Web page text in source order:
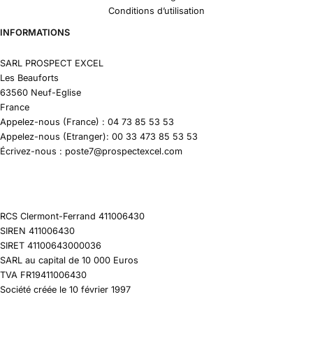
Conditions d’utilisation
INFORMATIONS
SARL PROSPECT EXCEL
Les Beauforts
63560 Neuf-Eglise
France
Appelez-nous (France) : 04 73 85 53 53
Appelez-nous (Etranger): 00 33 473 85 53 53
Écrivez-nous : poste7@prospectexcel.com
RCS Clermont-Ferrand 411006430
SIREN 411006430
SIRET 41100643000036
SARL au capital de 10 000 Euros
TVA FR19411006430
Société créée le 10 février 1997